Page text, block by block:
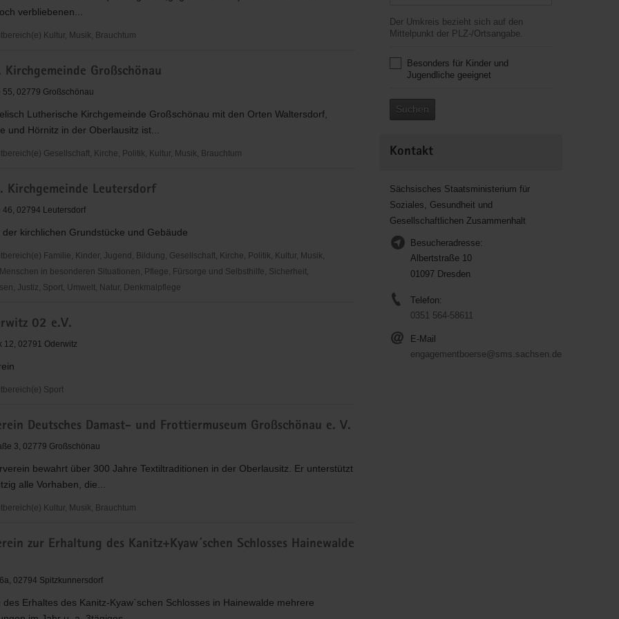
verbliebenen...
Kultur, Musik, Brauchtum
Kirchgemeinde Großschönau
55, 02779 Großschönau
Lutherische Kirchgemeinde Großschönau mit den Orten Waltersdorf,
und Hörnitz in der Oberlausitz ist...
Gesellschaft, Kirche, Politik, Kultur, Musik, Brauchtum
Kirchgemeinde Leutersdorf
46, 02794 Leutersdorf
der kirchlichen Grundstücke und Gebäude
Familie, Kinder, Jugend, Bildung, Gesellschaft, Kirche, Politik, Kultur, Musik,
in besonderen Situationen, Pflege, Fürsorge und Selbsthilfe, Sicherheit,
Justiz, Sport, Umwelt, Natur, Denkmalpflege
02 e.V.
12, 02791 Oderwitz
Sport
Deutsches Damast- und Frottiermuseum Großschönau e. V.
3, 02779 Großschönau
bewahrt über 300 Jahre Textiltraditionen in der Oberlausitz. Er unterstützt
alle Vorhaben, die...
Kultur, Musik, Brauchtum
zur Erhaltung des Kanitz+Kyaw´schen Schlosses Hainewalde
02794 Spitzkunnersdorf
des Erhaltes des Kanitz-Kyaw`schen Schlosses in Hainewalde mehrere
Der Umkreis bezieht sich auf den
Mittelpunkt der PLZ-/Ortsangabe.
Besonders für Kinder und
Jugendliche geeignet
Suchen
Kontakt
Sächsisches Staatsministerium für
Soziales, Gesundheit und
Gesellschaftlichen Zusammenhalt
Besucheradresse:
Albertstraße 10
01097 Dresden
Telefon:
0351 564-58611
E-Mail
engagementboerse@sms.sachsen.de